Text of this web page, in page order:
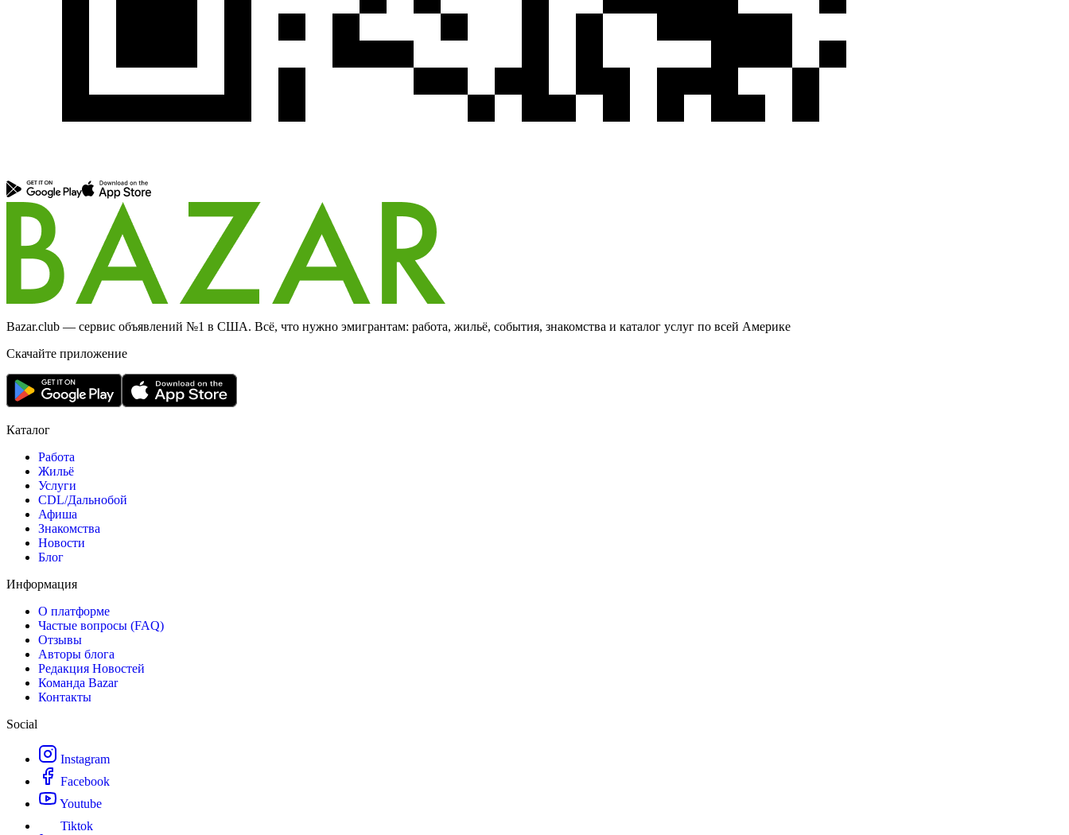
Bazar.club — сервис объявлений №1 в США. Всё, что нужно эмигрантам: работа, жильё, события, знакомства и каталог услуг по всей Америке
Скачайте приложение
Каталог
Работа
Жильё
Услуги
CDL/Дальнобой
Афиша
Знакомства
Новости
Блог
Информация
О платформе
Частые вопросы (FAQ)
Отзывы
Авторы блога
Редакция Новостей
Команда Bazar
Контакты
Social
Instagram
Facebook
Youtube
Tiktok